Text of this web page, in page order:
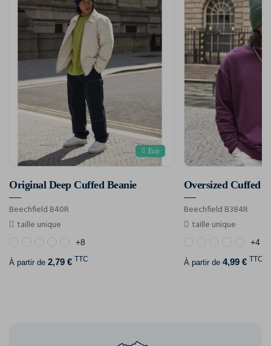
Eco
Original Deep Cuffed Beanie
Beechfield B40R
taille unique
+8
À partir de 2,79 € TTC
Oversized Cuffed
Beechfield B384R
taille unique
+4
À partir de 4,99 € TTC